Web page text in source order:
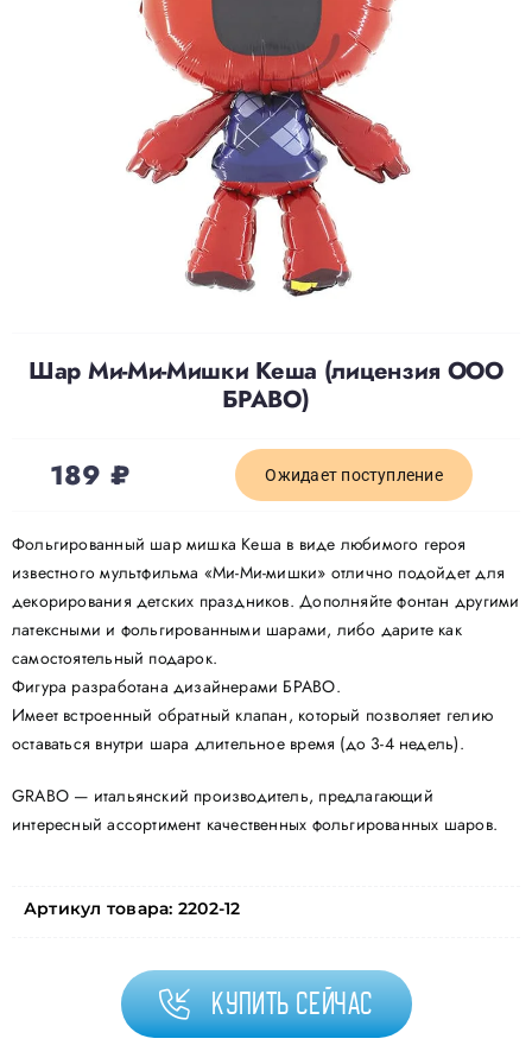
Политика конфиденциальности
Шар Ми-Ми-Мишки Кеша (лицензия ООО
БРАВО)
189₽ Ожидает поступление
Фольгированный шар мишка Кеша в виде любимого героя
известного мультфильма «Ми-Ми-мишки» отлично подойдет для
декорирования детских праздников. Дополняйте фонтан другими
латексными и фольгированными шарами, либо дарите как
самостоятельный подарок.
Фигура разработана дизайнерами БРАВО.
Имеет встроенный обратный клапан, который позволяет гелию
оставаться внутри шара длительное время (до 3-4 недель).
GRABO — итальянский производитель, предлагающий
интересный ассортимент качественных фольгированных шаров.
Артикул товара: 2202-12
Купить сейчас